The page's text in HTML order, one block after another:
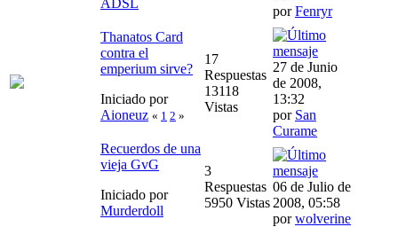
porFenryr
Thanatos Card
contra el
emperium sirve?
Iniciado por
Aioneuz « 1 2 »
17
Respuestas
13118
Vistas
27 de Junio
de 2008,
13:32
por San
Curame
Recuerdos de una
vieja GvG
Iniciado por
Murderdoll
3
Respuestas
5950 Vistas
06 de Julio de
2008, 05:58
porwolverine